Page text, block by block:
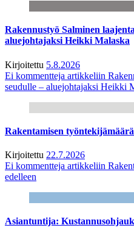
Rakennustyö Salminen
aluejohtajaksi Heikki Malaska
Kirjoitettu 5.8.2026
Ei kommentteja artikkeliin
seudulle – aluejohtajaksi Heikki
Rakentamisen
Kirjoitettu 22.7.2026
Ei kommentteja artikkeliin
edelleen
Asiantuntija: